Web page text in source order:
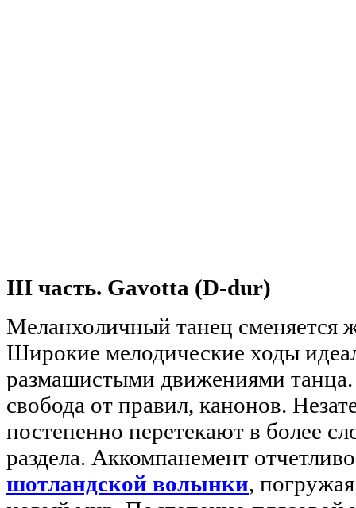
III часть. Gavotta (D-dur)
Меланхоличный танец сменяется
Широкие мелодические ходы
размашистыми движениями танца.
свобода от правил, канонов.
постепенно перетекают в более
раздела. Аккомпанемент
шотландской волынки,